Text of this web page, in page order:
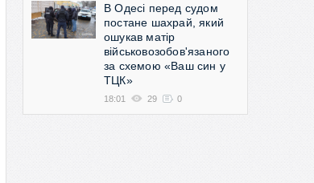
В Одесі перед судом
постане шахрай, який
ошукав матір
військовозобов'язаного
за схемою «Ваш син у
ТЦК»
18:01 29 0